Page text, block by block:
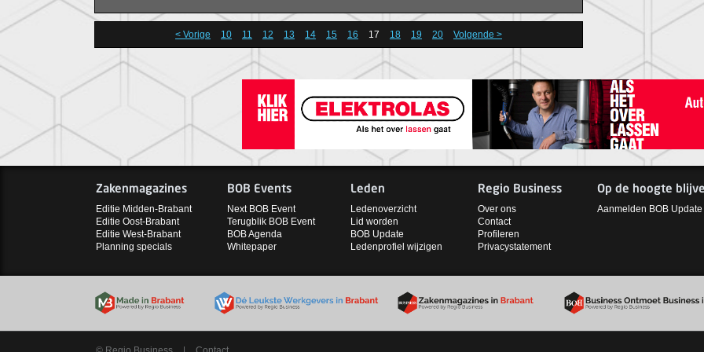
< Vorige 10 11 12 13 14 15 16 17 18 19 20 Volgende >
Zakenmagazines
Editie Midden-Brabant
Editie Oost-Brabant
Editie West-Brabant
Planning specials
BOB Events
Next BOB Event
Terugblik BOB Event
BOB Agenda
Whitepaper
Leden
Ledenoverzicht
Lid worden
BOB Update
Ledenprofiel wijzigen
Regio Business
Over ons
Contact
Profileren
Privacystatement
Op de hoogte
Aanmelden BOB Update